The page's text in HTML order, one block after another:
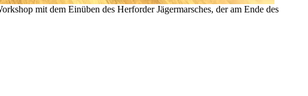
mit dem Einüben des Herforder Jägermarsches, der am Ende des